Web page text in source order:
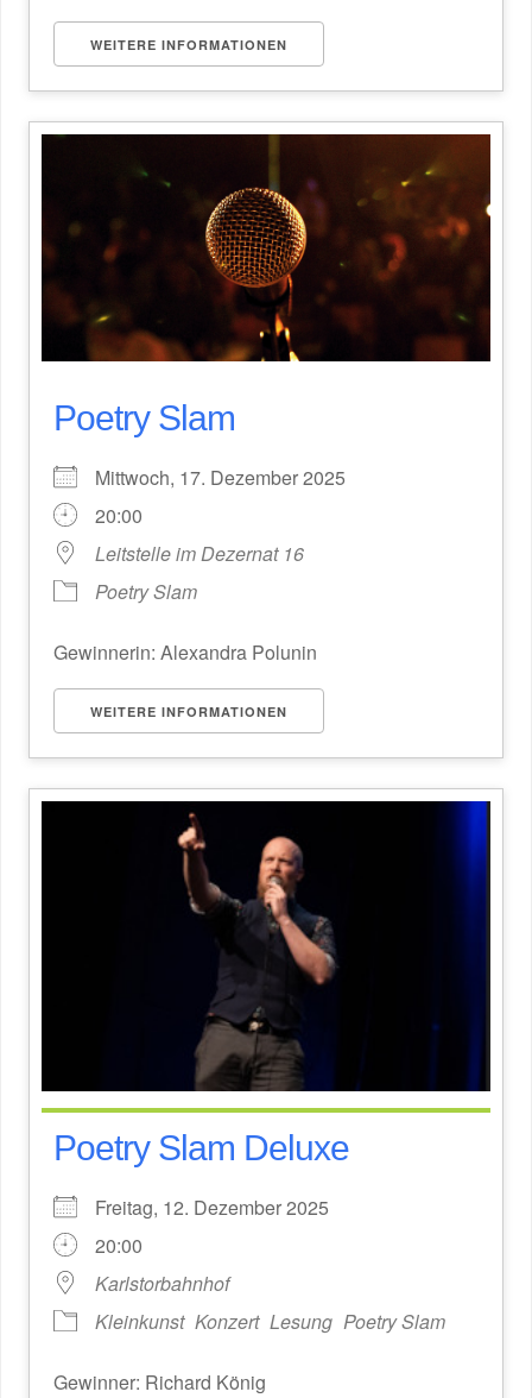
WEITERE INFORMATIONEN
Poetry Slam
Mittwoch, 17. Dezember 2025
20:00
Leitstelle im Dezernat 16
Poetry Slam
Gewinnerin: Alexandra Polunin
WEITERE INFORMATIONEN
Poetry Slam Deluxe
Freitag, 12. Dezember 2025
20:00
Karlstorbahnhof
Kleinkunst Konzert Lesung Poetry Slam
Gewinner: Richard König